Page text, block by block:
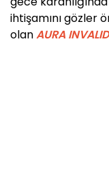
ihtişamını gözler
olanAURA